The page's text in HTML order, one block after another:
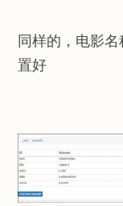
同样的，电影
置好